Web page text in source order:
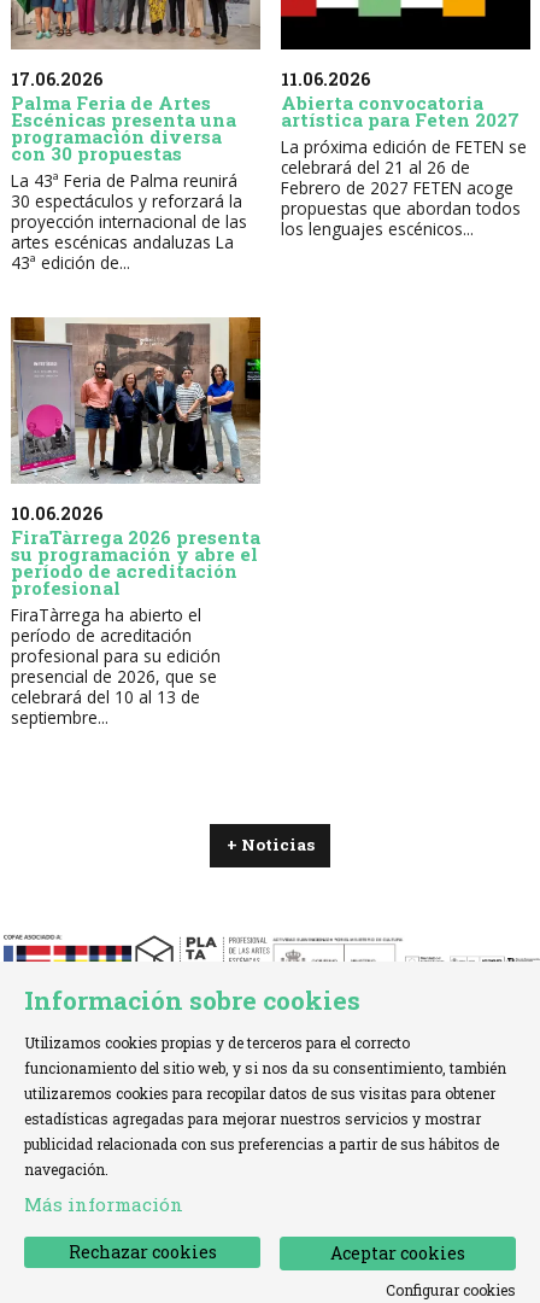
17.06.2026
Palma Feria de Artes
Escénicas presenta una
programación diversa
con 30 propuestas
La 43ª Feria de Palma reunirá
30 espectáculos y reforzará la
proyección internacional de las
artes escénicas andaluzas La
43ª edición de...
11.06.2026
Abierta convocatoria
artística para Feten 2027
La próxima edición de FETEN se
celebrará del 21 al 26 de
Febrero de 2027 FETEN acoge
propuestas que abordan todos
los lenguajes escénicos...
10.06.2026
FiraTàrrega 2026 presenta
su programación y abre el
período de acreditación
profesional
FiraTàrrega ha abierto el
período de acreditación
profesional para su edición
presencial de 2026, que se
celebrará del 10 al 13 de
septiembre...
+ Noticias
TELÉFONO:+34 621 00 65 08 | info@cofae.net
Sitemap | Aviso Legal
Declaración de accesibilidad
Información sobre cookies
Utilizamos cookies propias y de terceros para el correcto
funcionamiento del sitio web, y si nos da su consentimiento, también
utilizaremos cookies para recopilar datos de sus visitas para obtener
estadísticas agregadas para mejorar nuestros servicios y mostrar
publicidad relacionada con sus preferencias a partir de sus hábitos de
navegación.
Más información
Aceptar cookies
Rechazar cookies
Configurar cookies